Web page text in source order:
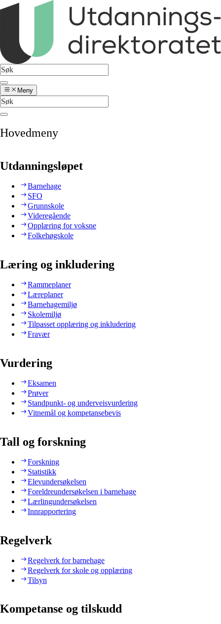
Meny
Hovedmeny
Utdanningsløpet
Barnehage
SFO
Grunnskole
Videregående
Opplæring for voksne
Folkehøgskole
Læring og inkludering
Rammeplaner
Læreplaner
Barnehagemiljø
Skolemiljø
Tilpasset opplæring og inkludering
Fravær
Vurdering
Eksamen
Prøver
Standpunkt- og underveisvurdering
Vitnemål og kompetansebevis
Tall og forskning
Forskning
Statistikk
Elevundersøkelsen
Foreldreundersøkelsen i barnehage
Lærlingundersøkelsen
Innrapportering
Regelverk
Regelverk for barnehage
Regelverk for skole og opplæring
Tilsyn
Kompetanse og tilskudd